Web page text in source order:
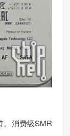
。消费级SMR